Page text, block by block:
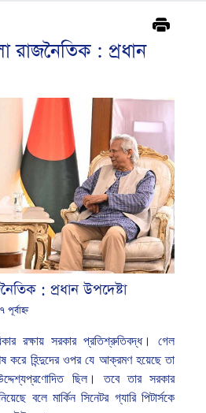
রাজনৈতিক : প্রধান
: প্রধান উপদেষ্টা
রক্ষায় সরকার প্রতিশ্রুতিবদ্ধ।
গেল
করে হিন্দুদের ওপর যে আক্রমণ হয়েছে তা
ছিল। তবে তার সরকার
বলে মার্কিন সিনেটর গ্যারি পিটার্সকে